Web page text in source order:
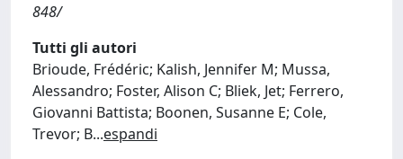
848/
Tutti gli autori
Brioude, Frédéric; Kalish, Jennifer M; Mussa,
Alessandro; Foster, Alison C; Bliek, Jet; Ferrero,
Giovanni Battista; Boonen, Susanne E; Cole,
Trevor; B...espandi